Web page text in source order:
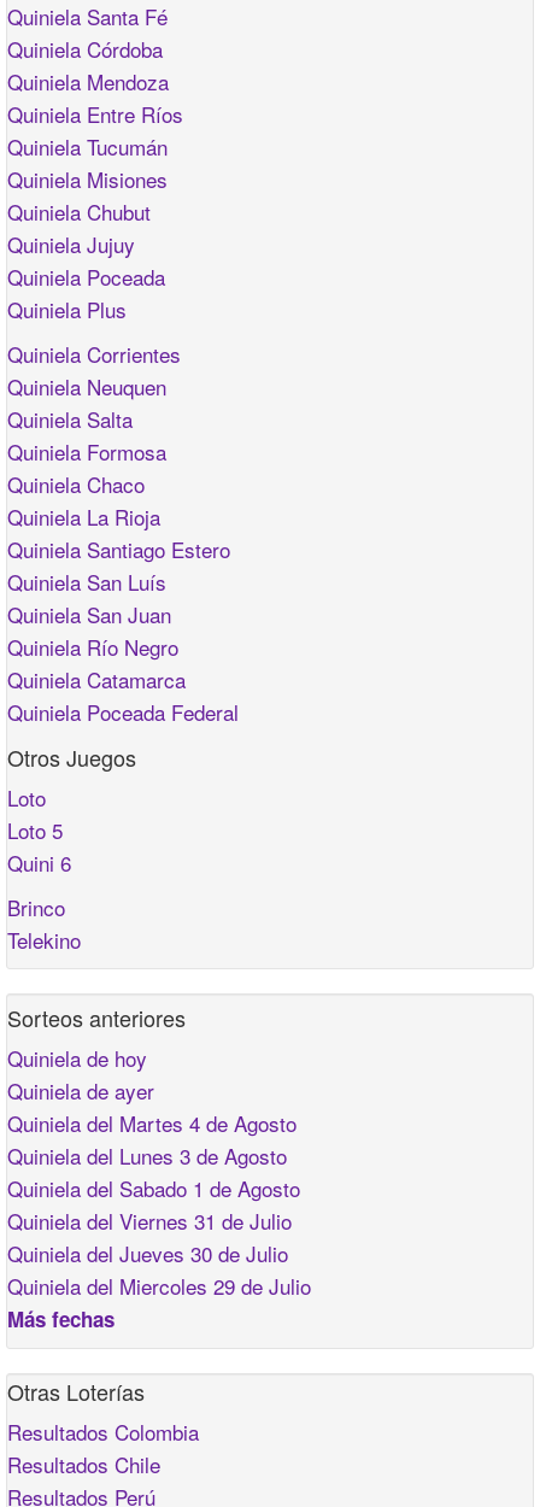
Quiniela Santa Fé
Quiniela Córdoba
Quiniela Mendoza
Quiniela Entre Ríos
Quiniela Tucumán
Quiniela Misiones
Quiniela Chubut
Quiniela Jujuy
Quiniela Poceada
Quiniela Plus
Quiniela Corrientes
Quiniela Neuquen
Quiniela Salta
Quiniela Formosa
Quiniela Chaco
Quiniela La Rioja
Quiniela Santiago Estero
Quiniela San Luís
Quiniela San Juan
Quiniela Río Negro
Quiniela Catamarca
Quiniela Poceada Federal
Otros Juegos
Loto
Loto 5
Quini 6
Brinco
Telekino
Sorteos anteriores
Quiniela de hoy
Quiniela de ayer
Quiniela del Martes 4 de Agosto
Quiniela del Lunes 3 de Agosto
Quiniela del Sabado 1 de Agosto
Quiniela del Viernes 31 de Julio
Quiniela del Jueves 30 de Julio
Quiniela del Miercoles 29 de Julio
Más fechas
Otras Loterías
Resultados Colombia
Resultados Chile
Resultados Perú